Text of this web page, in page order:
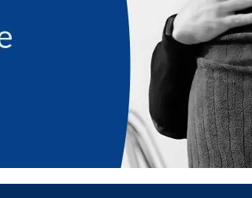
bienestar es nuestra prioridad!